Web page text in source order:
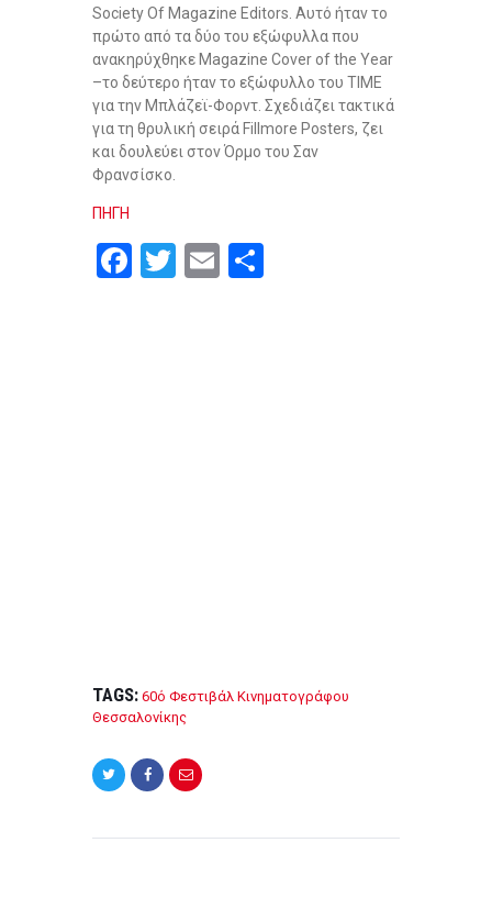
Society Of Magazine Editors. Αυτό ήταν το
πρώτο από τα δύο του εξώφυλλα που
ανακηρύχθηκε Magazine Cover of the Year
–το δεύτερο ήταν το εξώφυλλο του TIME
για την Μπλάζεϊ-Φορντ. Σχεδιάζει τακτικά
για τη θρυλική σειρά Fillmore Posters, ζει
και δουλεύει στον Όρμο του Σαν
Φρανσίσκο.
ΠΗΓΗ
F
T
E
TAGS: 60ό Φεστιβάλ Κινηματογράφου
Θεσσαλονίκης